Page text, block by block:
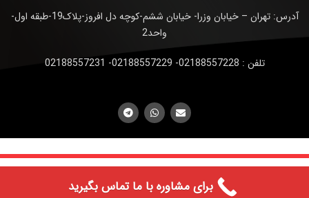
آدرس: تهران – خیابان وزرا- خیابان ششم-کوچه دل افروز-پلاک19-طبقه اول-
واحد2
تلفن : 02188557228- 02188557229- 02188557231
© تمامی حقوق وب سایت برای شرکت آیریک تک پیشتاز محفوظ است.
(طراحی سایت فراز رایان)
برای مشاوره با ما تماس بگیرید